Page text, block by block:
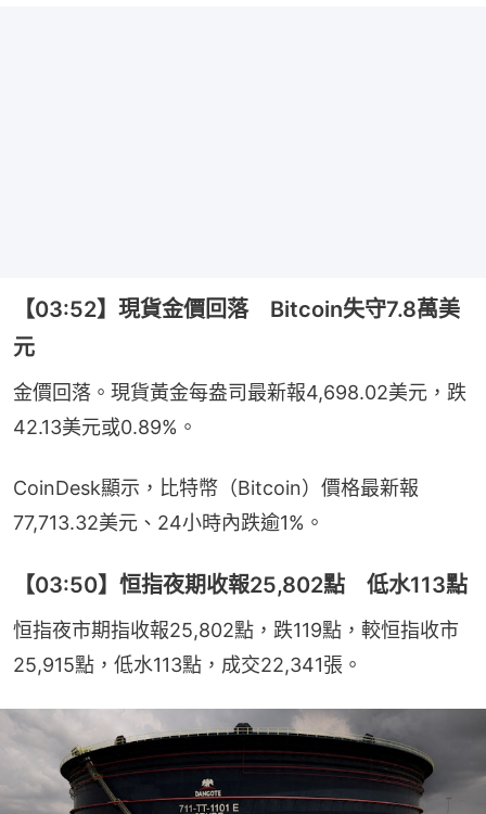
【03:52】現貨金價回落 Bitcoin失守7.8萬美
元
金價回落。現貨黃金每盎司最新報4,698.02美元，跌
42.13美元或0.89%。
CoinDesk顯示，比特幣（Bitcoin）價格最新報
77,713.32美元、24小時內跌逾1%。
【03:50】恒指夜期收報25,802點 低水113點
恒指夜市期指收報25,802點，跌119點，較恒指收市
25,915點，低水113點，成交22,341張。